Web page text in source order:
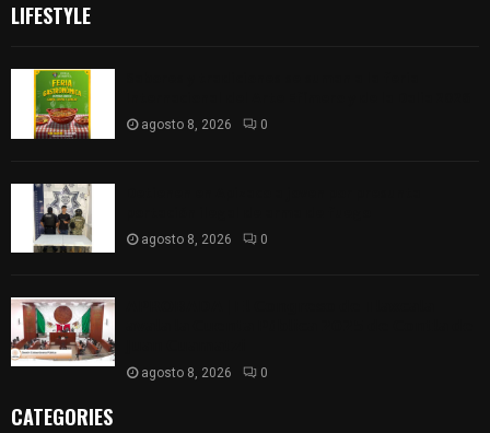
LIFESTYLE
agosto 8, 2026 0
agosto 8, 2026 0
agosto 8, 2026 0
CATEGORIES